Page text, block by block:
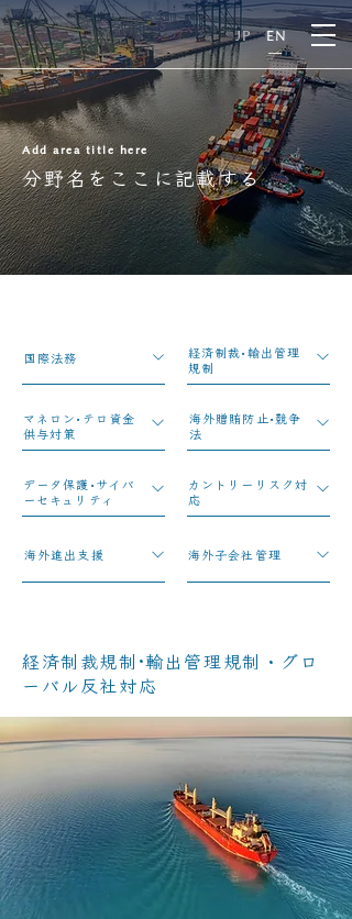
JP EN
E
N
Add area title here
分野名をここに記載する
国際法務
経済制裁•輸出管理
規制
マネロン•テロ資金
供与対策
​海外贈賄防止•競争
法
データ保護•サイバ
ーセキュリティ
カントリーリスク対
応
​海外進出支援 ​海外子会社管理
経済制裁規制·輸出管理規制・グロ
ーバル反社対応